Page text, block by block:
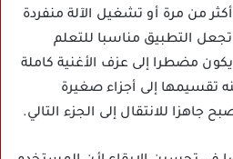
من مرة أو تشغيل الآلة منفردة
التطبيق مناسبا للتعلم
مضطرا إلى عزف الأغنية كاملة
تقسيمها إلى أجزاء صغيرة
جاهزا للانتقال إلى الجزء التالي.